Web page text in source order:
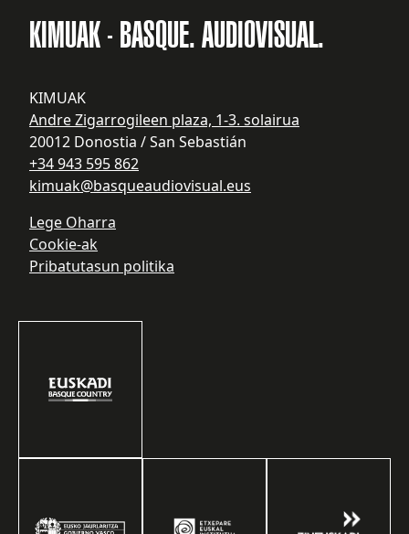
KIMUAK - BASQUE. AUDIOVISUAL.
KIMUAK
Andre Zigarrogileen plaza, 1-3. solairua
20012 Donostia / San Sebastián
+34 943 595 862
kimuak@basqueaudiovisual.eus
Lege Oharra
Cookie-ak
Pribatutasun politika